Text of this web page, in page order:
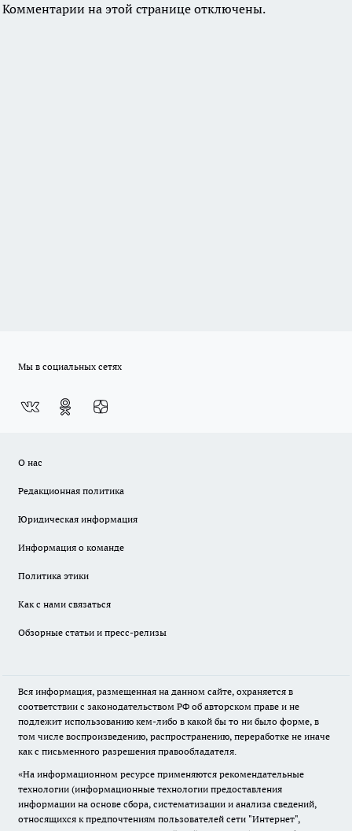
Комментарии на этой странице отключены.
Мы в социальных сетях
О нас
Редакционная политика
Юридическая информация
Информация о команде
Политика этики
Как с нами связаться
Обзорные статьи и пресс-релизы
Вся информация, размещенная на данном сайте, охраняется в
соответствии с законодательством РФ об авторском праве и не
подлежит использованию кем-либо в какой бы то ни было форме, в
том числе воспроизведению, распространению, переработке не иначе
как с письменного разрешения правообладателя.
«На информационном ресурсе применяются рекомендательные
технологии (информационные технологии предоставления
информации на основе сбора, систематизации и анализа сведений,
относящихся к предпочтениям пользователей сети "Интернет",